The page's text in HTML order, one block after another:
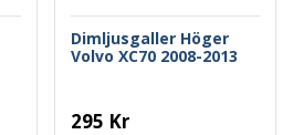
Dimljusgaller Höger
Volvo XC70 2008-2013
295 Kr